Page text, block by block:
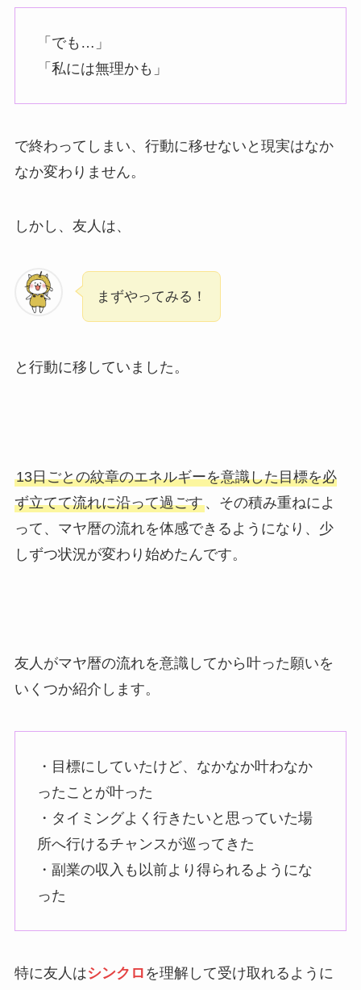
「でも…」
「私には無理かも」
で終わってしまい、行動に移せないと現実はなか
なか変わりません。
しかし、友人は、
まずやってみる！
と行動に移していました。
13日ごとの紋章のエネルギーを意識した目標を必
ず立てて流れに沿って過ごす、その積み重ねによ
って、マヤ暦の流れを体感できるようになり、少
しずつ状況が変わり始めたんです。
友人がマヤ暦の流れを意識してから叶った願いを
いくつか紹介します。
・目標にしていたけど、なかなか叶わなか
ったことが叶った
・タイミングよく行きたいと思っていた場
所へ行けるチャンスが巡ってきた
・副業の収入も以前より得られるようにな
った
特に友人はシンクロ を理解して受け取れるように